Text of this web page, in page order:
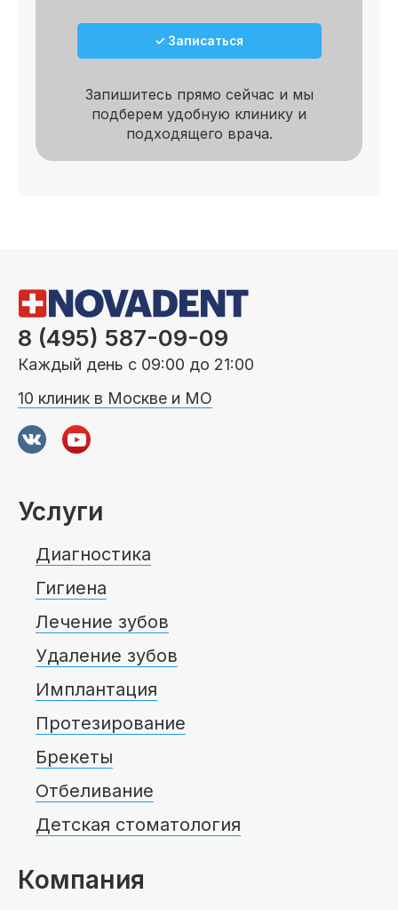
✓ Записаться
Запишитесь прямо сейчас и мы
подберем удобную клинику и
подходящего врача.
8 (495) 587-09-09
Каждый день с 09:00 до 21:00
10 клиник в Москве и МО
Услуги
Диагностика
Гигиена
Лечение зубов
Удаление зубов
Имплантация
Протезирование
Брекеты
Отбеливание
Детская стоматология
Компания